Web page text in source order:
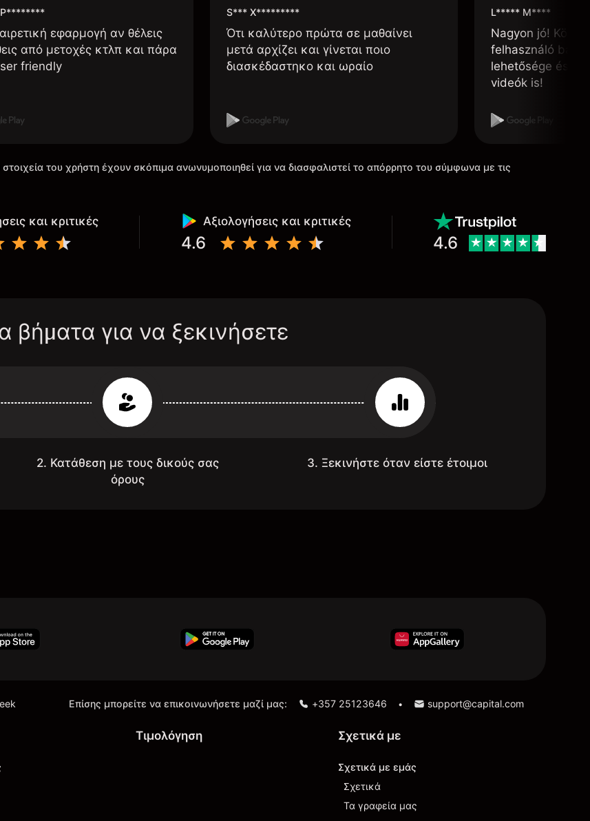
εφαρμογή αν θέλεις
από μετοχές κτλπ και πάρα
friendly
S*** X*********
Ότι καλύτερο πρώτα σε μαθαίνει
μετά αρχίζει και γίνεται ποιο
διασκέδαστηκο και ωραίο
L***** M****
Nagyon jó!
felhasználó
lehetősége és,
videók is!
του χρήστη έχουν σκόπιμα ανωνυμοποιηθεί για να διασφαλιστεί το απόρρητο του σύμφωνα με τις
και κριτικές Αξιολογήσεις και κριτικές
4.6 4.6
βήματα για να ξεκινήσετε
2. Κατάθεση με τους δικούς σας
όρους
3. Ξεκινήστε όταν είστε έτοιμοι
Επίσης μπορείτε να επικοινωνήσετε μαζί μας: +357 25123646 • support@capital.com
Τιμολόγηση Σχετικά με
Σχετικά με εμάς
Σχετικά
Τα γραφεία μας